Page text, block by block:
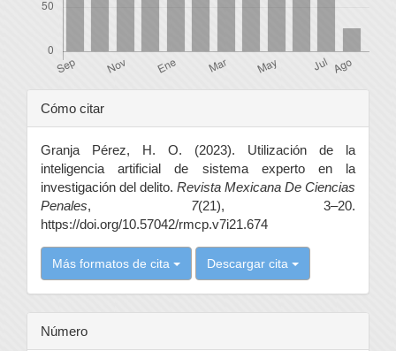
Detalles
del
artículo
Cómo citar
Granja Pérez, H. O. (2023). Utilización de la
inteligencia artificial de sistema experto en la
investigación del delito. Revista Mexicana De Ciencias
Penales, 7(21), 3–20.
https://doi.org/10.57042/rmcp.v7i21.674
Más formatos de cita Descargar cita
Número